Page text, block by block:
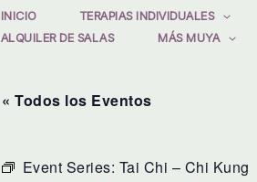
INICIO TERAPIAS INDIVIDUALES
ALQUILER DE SALAS
MÁS MUYA
« Todos los Eventos
Event Series: Tai Chi – Chi Kung